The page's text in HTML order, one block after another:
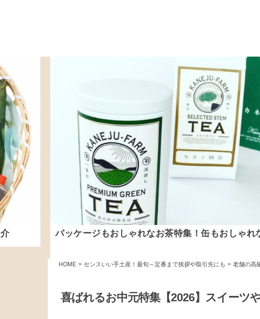
パッケージもおしゃれなお茶特集！缶もおしゃれ
HOME > センスいい手土産！最旬～定番まで挨拶や取引先にも > 老舗の高
喜ばれるお中元特集【2026】スイーツ